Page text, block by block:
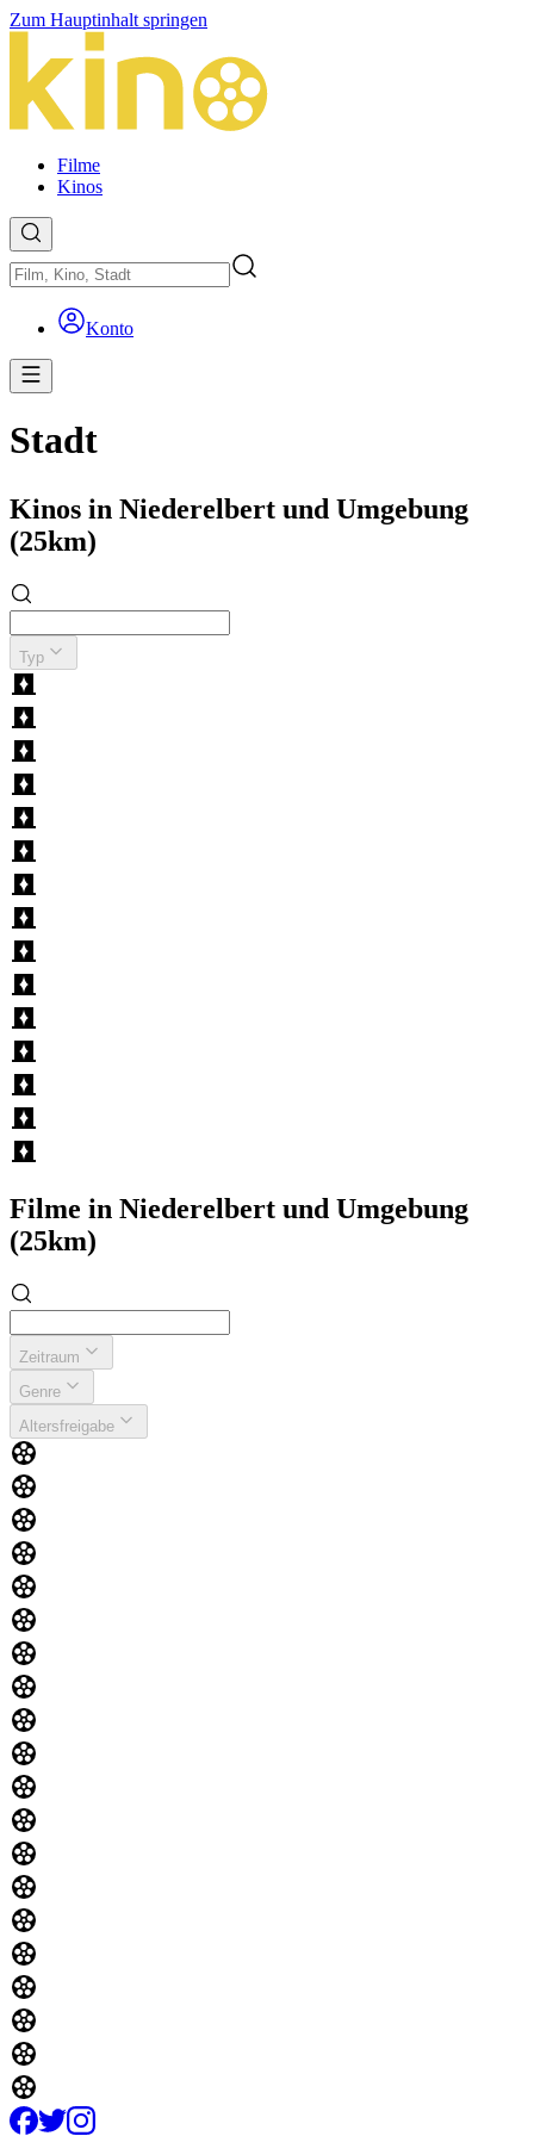
Zum Hauptinhalt springen
Filme
Kinos
Konto
Stadt
Kinos in Niederelbert und Umgebung
(25km)
Typ
Filme in Niederelbert und Umgebung
(25km)
Zeitraum
Genre
Altersfreigabe